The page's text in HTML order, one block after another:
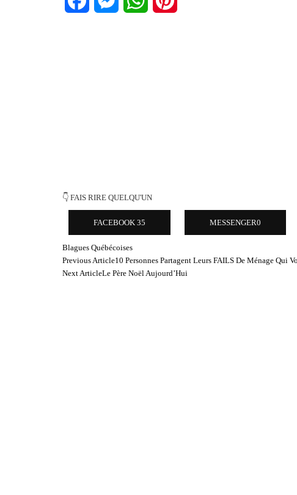
👇 FAIS RIRE QUELQU'UN
FACEBOOK 35 MESSENGER0
Blagues Québécoises
Post
Navigation
Previous Article10 Personnes Partagent Leurs FAILS De Ménage Qui
Next ArticleLe Père Noël Aujourd’Hui